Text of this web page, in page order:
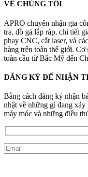
VỀ CHÚNG TÔI
APRO chuyên nhận gia
tra, đồ gá lắp ráp, chi tiết
phay CNC, cắt laser, và
hàng trên toàn thế giới. Cơ
toàn cầu từ Bắc Mỹ đến
ĐĂNG KÝ ĐỂ NHẬN
Bằng cách đăng ký nhận
nhật về những gì đang
máy móc và những điều